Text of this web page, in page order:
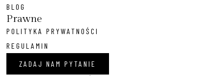
BLOG
Prawne
POLITYKA PRYWATNOŚCI
REGULAMIN
ZADAJ NAM PYTANIE